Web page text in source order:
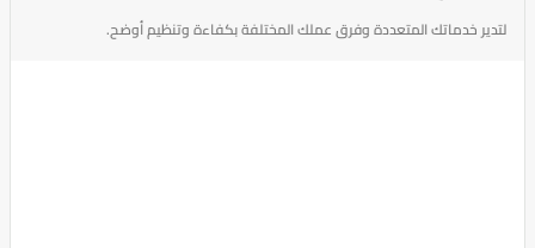
لتدير خدماتك المتعددة وفرق عملك المختلفة بكفاءة وتنظيم أوضح.